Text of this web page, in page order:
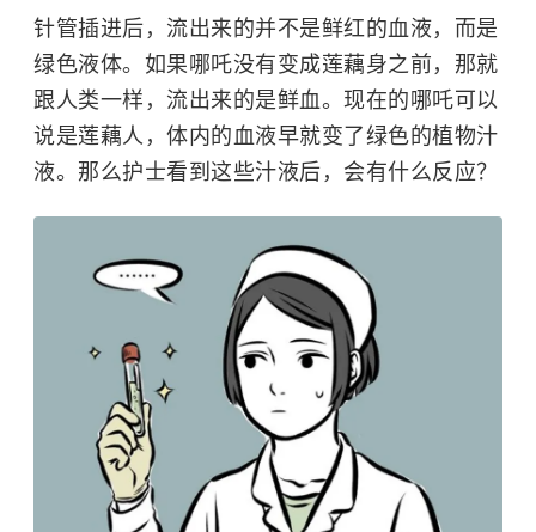
针管插进后，流出来的并不是鲜红的血液，而是
绿色液体。如果哪吒没有变成莲藕身之前，那就
跟人类一样，流出来的是鲜血。现在的哪吒可以
说是莲藕人，体内的血液早就变了绿色的植物汁
液。那么护士看到这些汁液后，会有什么反应？